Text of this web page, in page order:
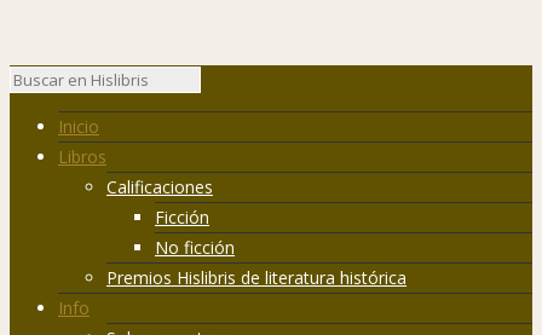
Inicio
Libros
Calificaciones
Ficción
No ficción
Premios Hislibris de literatura histórica
Info